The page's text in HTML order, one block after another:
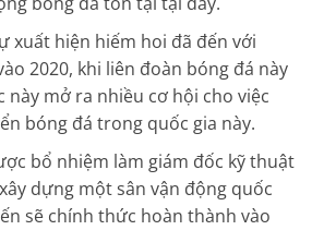
xuất hiện hiếm hoi đã đến với
2020, khi liên đoàn bóng đá này
này mở ra nhiều cơ hội cho việc
bóng đá trong quốc gia này.
bổ nhiệm làm giám đốc kỹ thuật
dựng một sân vận động quốc
sẽ chính thức hoàn thành vào